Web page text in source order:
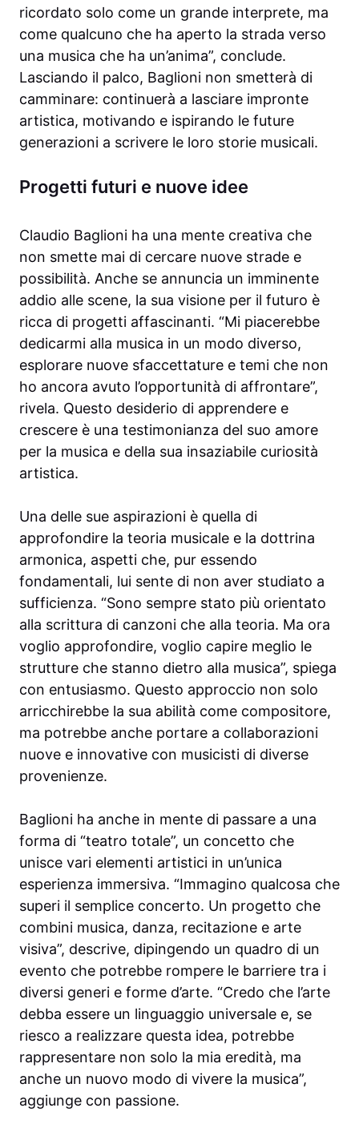
ricordato solo come un grande interprete, ma
come qualcuno che ha aperto la strada verso
una musica che ha un’anima”, conclude.
Lasciando il palco, Baglioni non smetterà di
camminare: continuerà a lasciare impronte
artistica, motivando e ispirando le future
generazioni a scrivere le loro storie musicali.
Progetti futuri e nuove idee
Claudio Baglioni ha una mente creativa che
non smette mai di cercare nuove strade e
possibilità. Anche se annuncia un imminente
addio alle scene, la sua visione per il futuro è
ricca di progetti affascinanti. “Mi piacerebbe
dedicarmi alla musica in un modo diverso,
esplorare nuove sfaccettature e temi che non
ho ancora avuto l’opportunità di affrontare”,
rivela. Questo desiderio di apprendere e
crescere è una testimonianza del suo amore
per la musica e della sua insaziabile curiosità
artistica.
Una delle sue aspirazioni è quella di
approfondire la teoria musicale e la dottrina
armonica, aspetti che, pur essendo
fondamentali, lui sente di non aver studiato a
sufficienza. “Sono sempre stato più orientato
alla scrittura di canzoni che alla teoria. Ma ora
voglio approfondire, voglio capire meglio le
strutture che stanno dietro alla musica”, spiega
con entusiasmo. Questo approccio non solo
arricchirebbe la sua abilità come compositore,
ma potrebbe anche portare a collaborazioni
nuove e innovative con musicisti di diverse
provenienze.
Baglioni ha anche in mente di passare a una
forma di “teatro totale”, un concetto che
unisce vari elementi artistici in un’unica
esperienza immersiva. “Immagino qualcosa che
superi il semplice concerto. Un progetto che
combini musica, danza, recitazione e arte
visiva”, descrive, dipingendo un quadro di un
evento che potrebbe rompere le barriere tra i
diversi generi e forme d’arte. “Credo che l’arte
debba essere un linguaggio universale e, se
riesco a realizzare questa idea, potrebbe
rappresentare non solo la mia eredità, ma
anche un nuovo modo di vivere la musica”,
aggiunge con passione.